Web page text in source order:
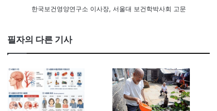
한국보건영양연구소 이사장, 서울대 보건학박사회 고문
필자의 다른 기사